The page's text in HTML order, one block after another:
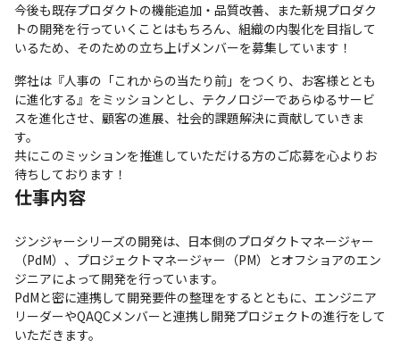
今後も既存プロダクトの機能追加・品質改善、また新規プロダク
トの開発を行っていくことはもちろん、組織の内製化を目指して
いるため、そのための立ち上げメンバーを募集しています！
弊社は『人事の「これからの当たり前」をつくり、お客様ととも
に進化する』をミッションとし、テクノロジーであらゆるサービ
スを進化させ、顧客の進展、社会的課題解決に貢献していきま
す。
共にこのミッションを推進していただける方のご応募を心よりお
待ちしております！
仕事内容
ジンジャーシリーズの開発は、日本側のプロダクトマネージャー
（PdM）、プロジェクトマネージャー（PM）とオフショアのエン
ジニアによって開発を行っています。
PdMと密に連携して開発要件の整理をするとともに、エンジニア
リーダーやQAQCメンバーと連携し開発プロジェクトの進行をして
いただきます。